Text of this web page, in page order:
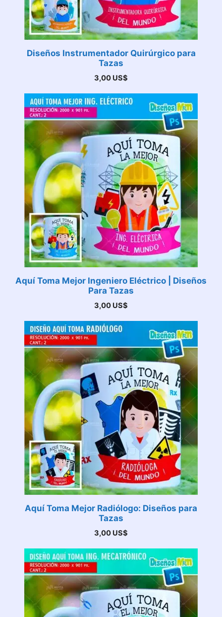
Diseños Instrumentador Quirúrgico para
Tazas
3,00 US$
Aquí Toma Mejor Ingeniero Eléctrico | Diseños
Para Tazas
3,00 US$
Aquí Toma Mejor Radiólogo: Diseños para
Tazas
3,00 US$